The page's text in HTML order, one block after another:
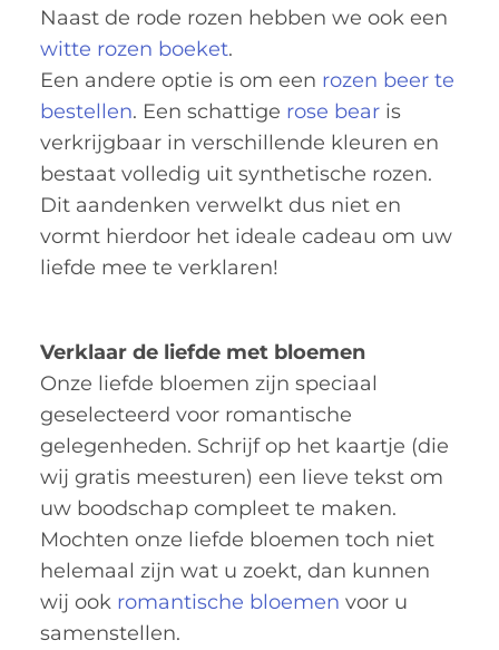
Naast de rode rozen hebben we ook een
witte rozen boeket.
Een andere optie is om een rozen beer te
bestellen. Een schattige rose bear is
verkrijgbaar in verschillende kleuren en
bestaat volledig uit synthetische rozen.
Dit aandenken verwelkt dus niet en
vormt hierdoor het ideale cadeau om uw
liefde mee te verklaren!
Verklaar de liefde met bloemen
Onze liefde bloemen zijn speciaal
geselecteerd voor romantische
gelegenheden. Schrijf op het kaartje (die
wij gratis meesturen) een lieve tekst om
uw boodschap compleet te maken.
Mochten onze liefde bloemen toch niet
helemaal zijn wat u zoekt, dan kunnen
wij ook romantische bloemen voor u
samenstellen.